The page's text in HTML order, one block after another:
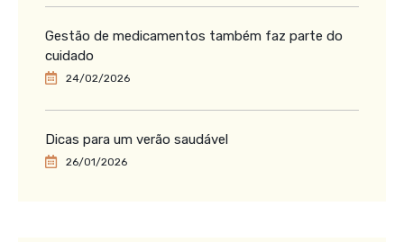
Gestão de medicamentos também faz parte do
cuidado
24/02/2026
Dicas para um verão saudável
26/01/2026